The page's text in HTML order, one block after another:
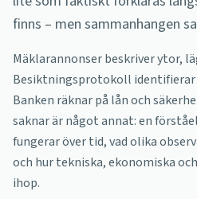
finns – men sammanhangen
Mäklarannonser beskriver ytor,
Besiktningsprotokoll identifierar
Banken räknar på lån och
saknar är något annat: en
fungerar över tid, vad olika
och hur tekniska, ekonomiska
ihop.